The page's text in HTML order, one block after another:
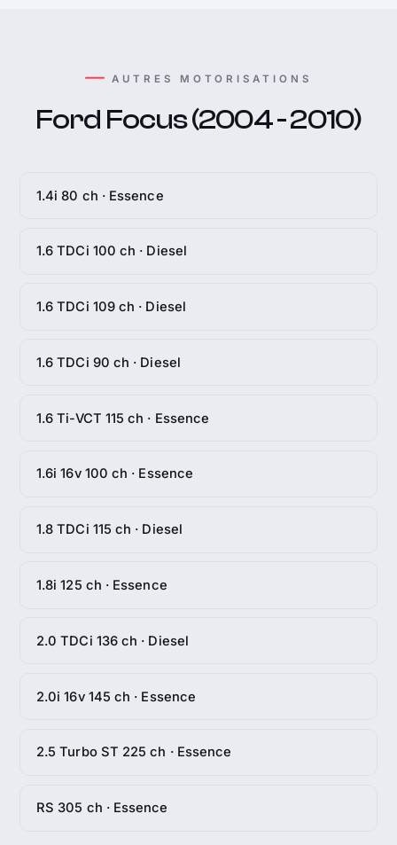
AUTRES MOTORISATIONS
Ford Focus (2004 - 2010)
1.4i 80 ch · Essence
1.6 TDCi 100 ch · Diesel
1.6 TDCi 109 ch · Diesel
1.6 TDCi 90 ch · Diesel
1.6 Ti-VCT 115 ch · Essence
1.6i 16v 100 ch · Essence
1.8 TDCi 115 ch · Diesel
1.8i 125 ch · Essence
2.0 TDCi 136 ch · Diesel
2.0i 16v 145 ch · Essence
2.5 Turbo ST 225 ch · Essence
RS 305 ch · Essence